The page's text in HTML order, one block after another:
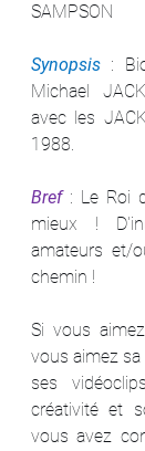
SAMPSON
Synopsis :
Michael
avec les
1988.
Bref : Le Roi
mieux !
amateurs et/
chemin !
Si vous
vous aimez
ses
créativité et
vous avez